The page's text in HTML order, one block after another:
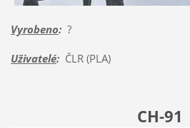
Vyrobeno:?
Uživatelé:ČLR (PLA)
CH-91